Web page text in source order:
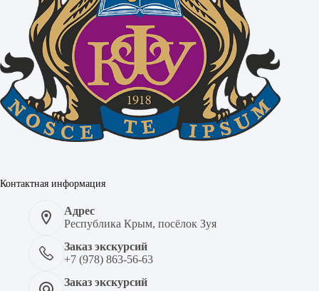
Контактная информация
Адрес
Республика Крым, посёлок Зуя
Заказ экскурсий
+7 (978) 863-56-63
Заказ экскурсий